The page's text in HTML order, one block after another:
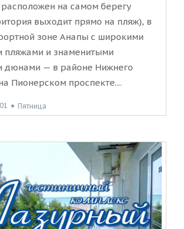
расположен на самом берегу
выходит прямо на пляж), в
зоне Анапы с широкими
пляжами и знаменитыми
дюнами — в районе Нижнего
Пионерском проспекте....
● Пятница